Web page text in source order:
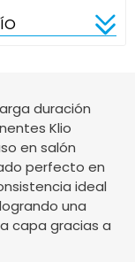
duración
Klio
en salón
perfecto en
ideal
una
capa gracias a